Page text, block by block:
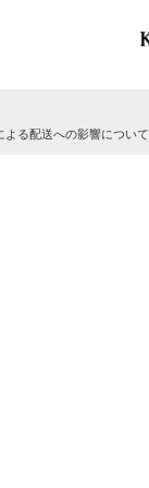
る配送への影響について